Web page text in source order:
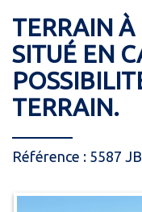
TERRAIN
SITUÉ EN
TERRAIN.
Référence : 5587